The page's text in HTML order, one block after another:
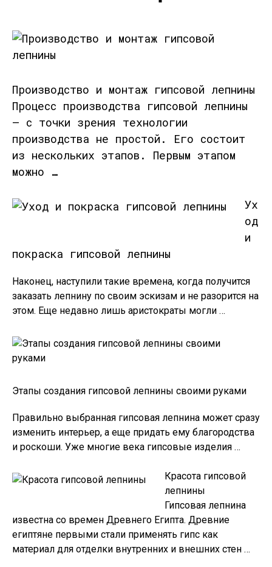
Производство и монтаж гипсовой лепнины
Процесс производства гипсовой лепнины
– с точки зрения технологии
производства не простой. Его состоит
из нескольких этапов. Первым этапом
можно …
Ух
од
и
покраска гипсовой лепнины
Наконец, наступили такие времена, когда получится
заказать лепнину по своим эскизам и не разорится на
этом. Еще недавно лишь аристократы могли …
Этапы создания гипсовой лепнины своими руками
Правильно выбранная гипсовая лепнина может сразу
изменить интерьер, а еще придать ему благородства
и роскоши. Уже многие века гипсовые изделия …
Красота гипсовой
лепнины
Гипсовая лепнина
известна со времен Древнего Египта. Древние
египтяне первыми стали применять гипс как
материал для отделки внутренних и внешних стен …